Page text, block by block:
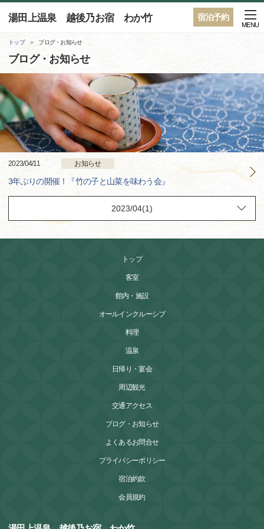
宿泊予約
湯田上温泉 越後乃お宿 わか竹
MENU
トップ ブログ・お知らせ
ブログ・お知らせ
2023/04/11 お知らせ
3年ぶりの開催！『竹の子と山菜を味わう会』
トップ
客室
館内・施設
オールインクルーシブ
料理
温泉
日帰り・宴会
周辺観光
交通アクセス
ブログ・お知らせ
よくあるお問合せ
プライバシーポリシー
宿泊約款
会員規約